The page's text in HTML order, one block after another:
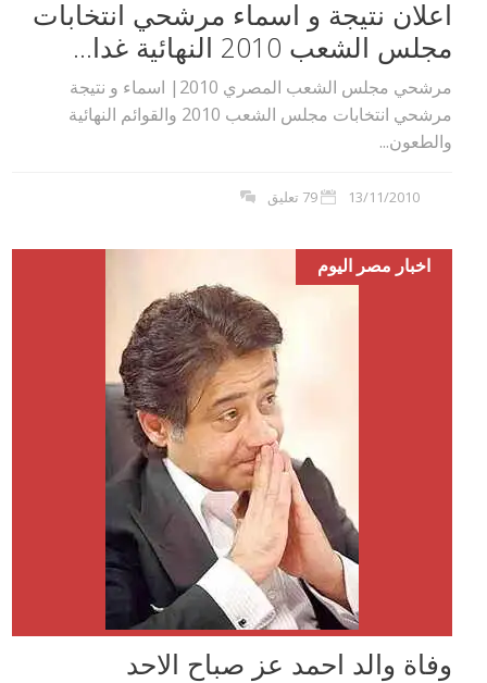
اعلان نتيجة و اسماء مرشحي انتخابات
مجلس الشعب 2010 النهائية غدا...
مرشحي مجلس الشعب المصري 2010| اسماء و نتيجة
مرشحي انتخابات مجلس الشعب 2010 والقوائم النهائية
والطعون...
13/11/2010 79 تعليق
اخبار مصر اليوم
وفاة والد احمد عز صباح الاحد